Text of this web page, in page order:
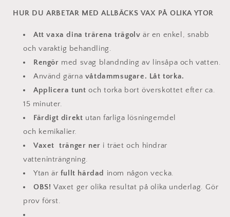
HUR DU ARBETAR MED ALLBÄCKS VAX PÅ OLIKA YTOR
Att vaxa dina trärena trägolv är en enkel, snabb
och varaktig behandling.
Rengör med svag blandnding av linsåpa och vatten.
Använd gärna våtdammsugare. Låt torka.
Applicera tunt och torka bort överskottet efter ca.
15 minuter.
Färdigt direkt utan farliga lösningemdel
och kemikalier.
Vaxet tränger ner i träet och hindrar
vatteninträngning.
Ytan är fullt härdad inom någon vecka.
OBS! Vaxet ger olika resultat på olika underlag. Gör
prov först.